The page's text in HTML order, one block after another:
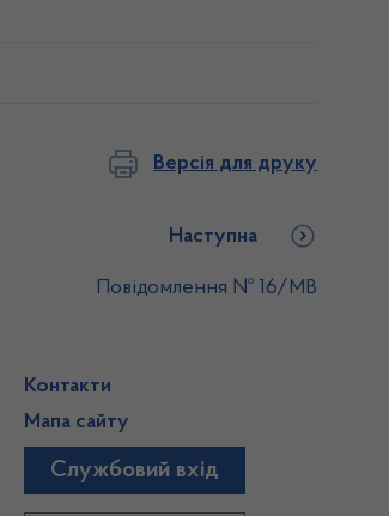
Версія для друку
Наступна
Повідомлення № 16/МВ
Контакти
Мапа сайту
Службовий вхід